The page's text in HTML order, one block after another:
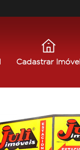
Cadastrar Imóvel